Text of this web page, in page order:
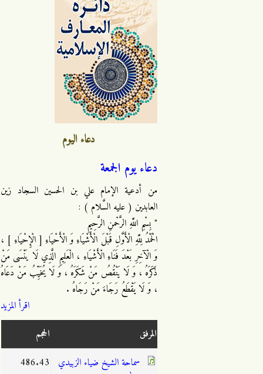
دعاء اليوم
دعاء يوم الجمعة
من أدعية الإمام علي بن الحسين السجاد زين
العابدين ( عليه السَّلام ) :
" بِسْمِ اللَّهِ الرَّحْمنِ الرَّحِيمِ
الْحَمْدُ لِلَّهِ الْأَوَّلِ قَبْلَ الْأَشْيَاءِ وَ الْأَحْيَاءِ [ الْإِحْيَاءِ ] ،
وَ الْآخِرِ بَعْدَ فَنَاءِ الْأَشْيَاءِ ، الْعَلِيمِ الَّذِي لَا يَنْسَى مَنْ
ذَكَرَهُ ، وَ لَا يَنْقُصُ مَنْ شَكَرَهُ ، وَ لَا يُخَيِّبُ مَنْ دَعَاهُ
، وَ لَا يَقْطَعُ رَجَاءَ مَنْ رَجَاهُ .
اقرأ المزيد
المرفق
الحجم
سماحة الشيخ ضياء الزبيدي
486.43